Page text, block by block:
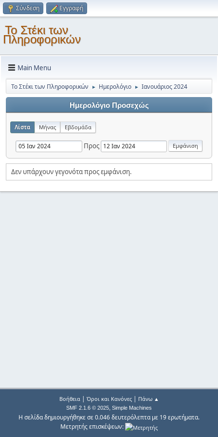
Σύνδεση Εγγραφή
Το Στέκι των
Πληροφορικών
Main Menu
Το Στέκι των Πληροφορικών ► Ημερολόγιο ► Ιανουάριος 2024
Ημερολόγιο Προσεχώς
Λίστα Μήνας Εβδομάδα
Προς
Δεν υπάρχουν γεγονότα προς εμφάνιση.
Βοήθεια| Όροι και Κανόνες| Πάνω ▲
SMF 2.1.6 © 2025, Simple Machines
Η σελίδα δημιουργήθηκε σε 0.046 δευτερόλεπτα με 19 ερωτήματα.
Μετρητής επισκέψεων: